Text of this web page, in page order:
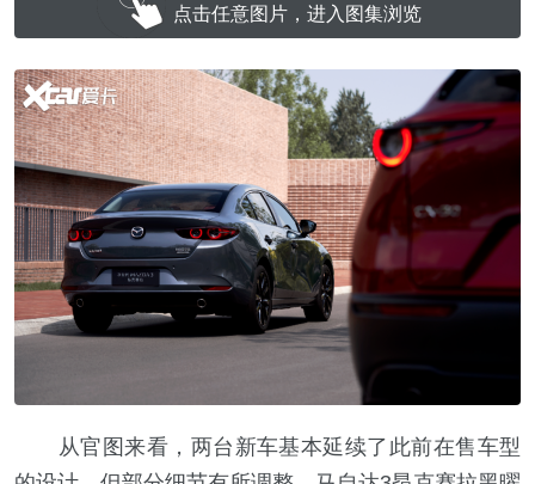
点击任意图片，进入图集浏览
从官图来看，两台新车基本延续了此前在售车型